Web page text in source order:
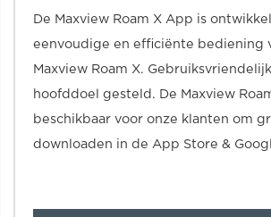
De Maxview Roam X App is
eenvoudige en efficiënte bediening
Maxview Roam X.
hoofddoel gesteld. De Maxview
beschikbaar voor onze klanten om
downloaden in de App Store &